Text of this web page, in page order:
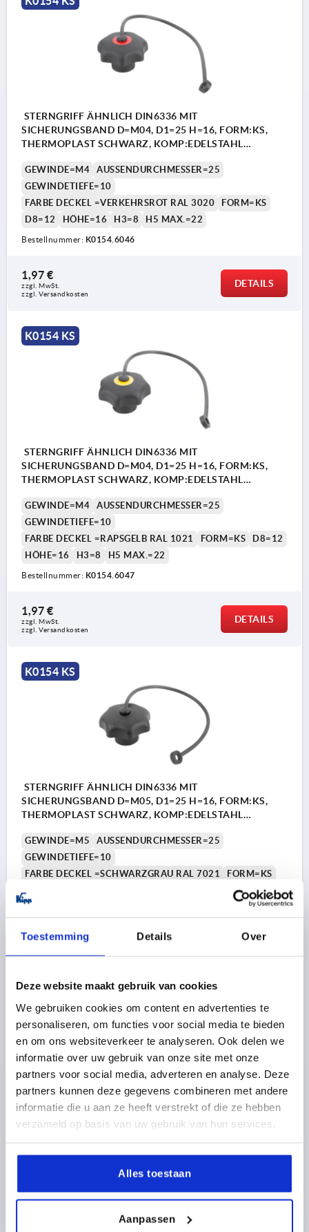
Toestemming Details Over
Deze website maakt gebruik van cookies
We gebruiken cookies om content en advertenties te
personaliseren, om functies voor social media te bieden
en om ons websiteverkeer te analyseren. Ook delen we
informatie over uw gebruik van onze site met onze
partners voor social media, adverteren en analyse. Deze
partners kunnen deze gegevens combineren met andere
informatie die u aan ze heeft verstrekt of die ze hebben
verzameld op basis van uw gebruik van hun services.
Alles toestaan
Aanpassen
STERNGRIFF ÄHNLICH DIN6336 MIT
SICHERUNGSBAND D=M04, D1=25 H=16, FORM:KS,
THERMOPLAST SCHWARZ, KOMP:EDELSTAHL
GEWINDE=M4
AUSSENDURCHMESSER=25
GEWINDETIEFE=10
FARBE DECKEL =VERKEHRSROT RAL 3020
FORM=KS
D8=12
HÖHE=16 H3=8 H5 MAX.=22
Bestellnummer: K0154.6046
1,97 €
zzgl. MwSt.
zzgl. Versandkosten
DETAILS
K0154 KS
STERNGRIFF ÄHNLICH DIN6336 MIT
SICHERUNGSBAND D=M04, D1=25 H=16, FORM:KS,
THERMOPLAST SCHWARZ, KOMP:EDELSTAHL
GEWINDE=M4
AUSSENDURCHMESSER=25
GEWINDETIEFE=10
FARBE DECKEL =RAPSGELB RAL 1021
FORM=KS
D8=12
HÖHE=16
H3=8 H5 MAX.=22
Bestellnummer: K0154.6047
1,97 €
zzgl. MwSt.
zzgl. Versandkosten
DETAILS
K0154 KS
STERNGRIFF ÄHNLICH DIN6336 MIT
SICHERUNGSBAND D=M05, D1=25 H=16, FORM:KS,
THERMOPLAST SCHWARZ, KOMP:EDELSTAHL
GEWINDE=M5
AUSSENDURCHMESSER=25
GEWINDETIEFE=10
FARBE DECKEL =SCHWARZGRAU RAL 7021
FORM=KS
D8=12
zzgl. MwSt.
K0154 KS
STERNGRIFF ÄHNLICH DIN6336 MIT
AUSSENDURCHMESSER=25
GEWINDETIEFE=10
H3=8 H5 MAX.=22